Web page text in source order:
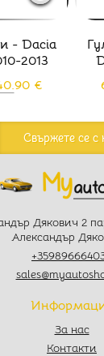
- Dacia
2013
€
Свържете се с
Дякович 2
Александър
За нас
Контакти